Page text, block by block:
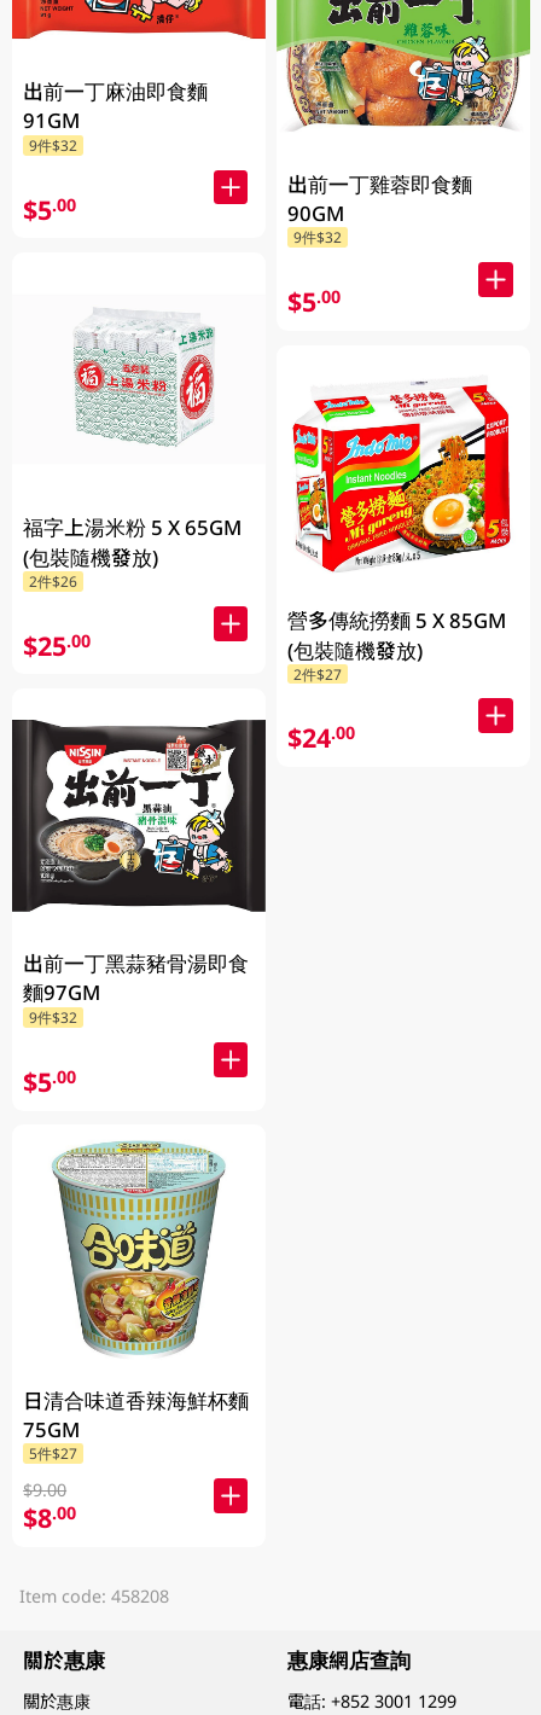
出前一丁麻油即食麵
91GM
9件$32
$5.00
福字上湯米粉 5 X 65GM
(包裝隨機發放)
2件$26
$25.00
出前一丁黑蒜豬骨湯即食
麵97GM
9件$32
$5.00
日清合味道香辣海鮮杯麵
75GM
5件$27
$9.00
$8.00
出前一丁雞蓉即食麵
90GM
9件$32
$5.00
營多傳統撈麵 5 X 85GM
(包裝隨機發放)
2件$27
$24.00
Item code: 458208
關於惠康
關於惠康
惠康網店查詢
電話:+852 3001 1299